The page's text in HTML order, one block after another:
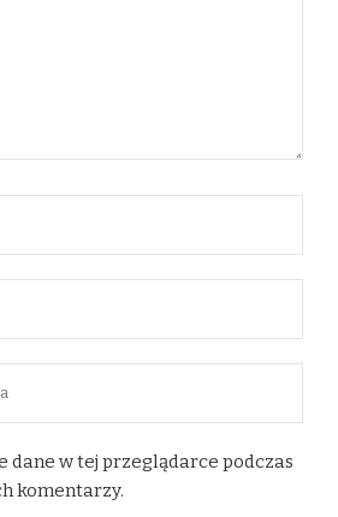
dane w tej przeglądarce podczas
komentarzy.